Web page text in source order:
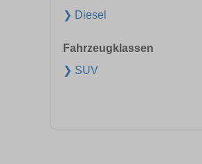
❯ Diesel
Fahrzeugklassen
❯ SUV